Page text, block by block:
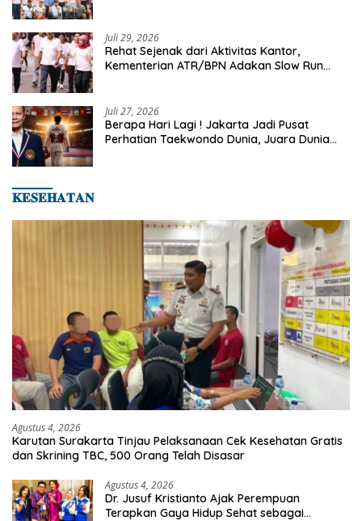
Juli 29, 2026
Rehat Sejenak dari Aktivitas Kantor,
Kementerian ATR/BPN Adakan Slow Run
Juli 27, 2026
Berapa Hari Lagi ! Jakarta Jadi Pusat
Perhatian Taekwondo Dunia, Juara Dunia
𝐊𝐄𝐒𝐄𝐇𝐀𝐓𝐀𝐍
Agustus 4, 2026
Karutan Surakarta Tinjau Pelaksanaan Cek Kesehatan Gratis
dan Skrining TBC, 500 Orang Telah Disasar
Agustus 4, 2026
Dr. Jusuf Kristianto Ajak Perempuan
Terapkan Gaya Hidup Sehat sebagai